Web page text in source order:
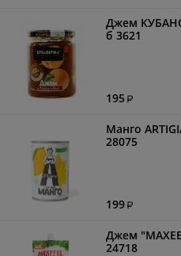
можно ближе к
Джем
б 3621
195
Манго
28075
199
Джем
24718